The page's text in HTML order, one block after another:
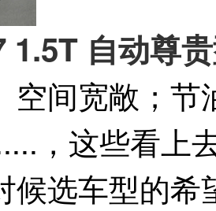
1.5T 自动尊
空间宽敞；
，这些看上
候选车型的